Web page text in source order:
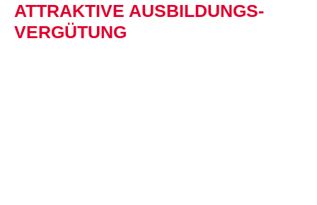
ATTRAKTIVE AUSBILDUNGS­
VERGÜTUNG